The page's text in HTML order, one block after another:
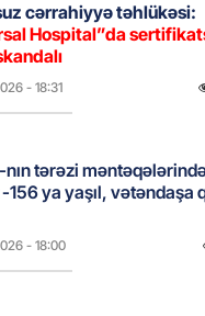
cərrahiyyə təhlükəsi:
Hospital”da
- 18:31
nın tərəzi
ya yaşıl, vətəndaşa
- 18:00